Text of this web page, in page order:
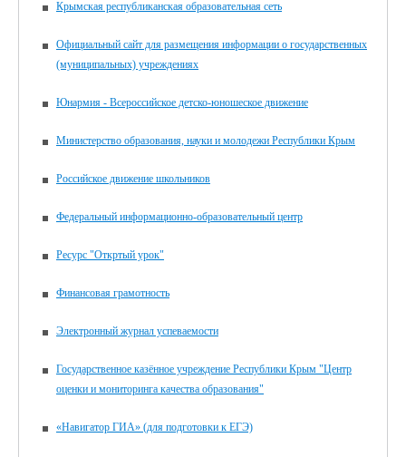
Крымская республиканская образовательная сеть
Официальный сайт для размещения информации о государственных
(муниципальных) учреждениях
Юнармия - Всероссийское детско-юношеское движение
Министерство образования, науки и молодежи Республики Крым
Российское движение школьников
Федеральный информационно-образовательный центр
Ресурс "Откртый урок"
Финансовая грамотность
Электронный журнал успеваемости
Государственное казённое учреждение Республики Крым "Центр
оценки и мониторинга качества образования"
«Навигатор ГИА» (для подготовки к ЕГЭ)